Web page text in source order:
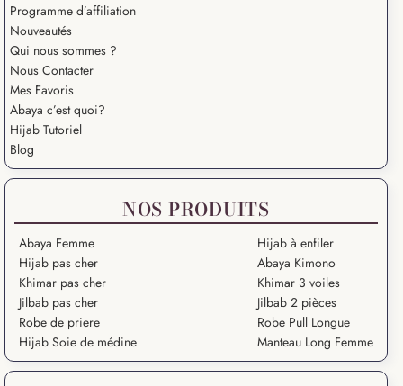
Programme d’affiliation
Nouveautés
Qui nous sommes ?
Nous Contacter
Mes Favoris
Abaya c’est quoi?
Hijab Tutoriel
Blog
NOS PRODUITS
Abaya Femme
Hijab pas cher
Khimar pas cher
Jilbab pas cher
Robe de priere
Hijab Soie de médine
Hijab à enfiler
Abaya Kimono
Khimar 3 voiles
Jilbab 2 pièces
Robe Pull Longue
Manteau Long Femme